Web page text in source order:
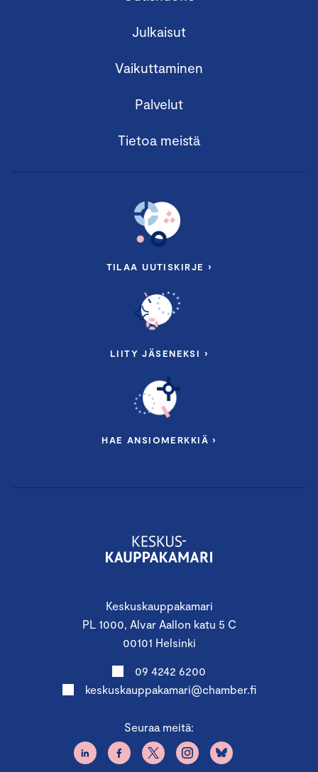
Keskuskauppakamari
PL 1000, Alvar Aallon katu 5 C
00101 Helsinki
09 4242 6200
keskuskauppakamari@chamber.fi
Seuraa meitä:
Julkaisut
Vaikuttaminen
Palvelut
Tietoa meistä
TILAA UUTISKIRJE ›
LIITY JÄSENEKSI ›
HAE ANSIOMERKKIÄ ›